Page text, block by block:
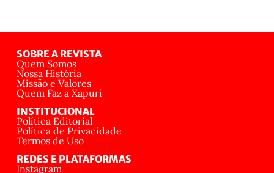
SOBRE A REVISTA
Quem Somos
Nossa História
Missão e Valores
Quem Faz a Xapuri
INSTITUCIONAL
Política Editorial
Política de Privacidade
Termos de Uso
REDES E PLATAFORMAS
Instagram